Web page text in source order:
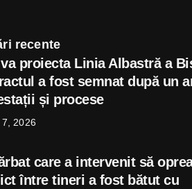
recente
proiecta Linia Albastră a
a fost semnat după un
și procese
2026
care a intervenit să
între tineri a fost bătut cu